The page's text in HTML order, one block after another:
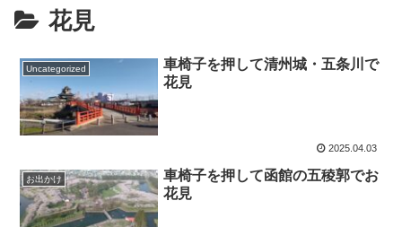
花見
Uncategorized
車椅子を押して清州城・五条川で
花見
2025.04.03
お出かけ
車椅子を押して函館の五稜郭でお
花見